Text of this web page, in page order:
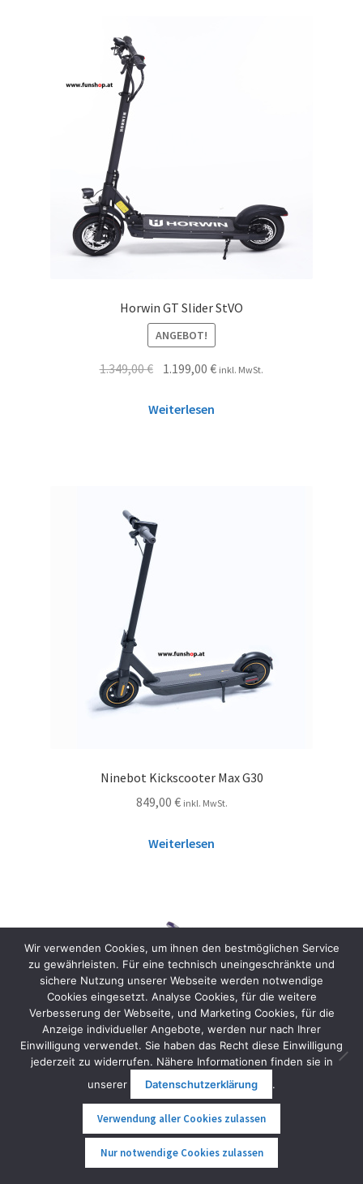
Horwin GT Slider StVO
ANGEBOT!
1.349,00€ 1.199,00€ inkl. MwSt.
Weiterlesen
Ninebot Kickscooter Max G30
849,00 € inkl. MwSt.
Weiterlesen
Wir verwenden Cookies, um ihnen den bestmöglichen Service
zu gewährleisten. Für eine technisch uneingeschränkte und
sichere Nutzung unserer Webseite werden notwendige
Cookies eingesetzt. Analyse Cookies, für die weitere
Verbesserung der Webseite, und Marketing Cookies, für die
Anzeige individueller Angebote, werden nur nach Ihrer
Einwilligung verwendet. Sie haben das Recht diese Einwilligung
jederzeit zu widerrufen. Nähere Informationen finden sie in
unserer
Datenschutzerklärung .
Verwendung aller Cookies zulassen
Nur notwendige Cookies zulassen